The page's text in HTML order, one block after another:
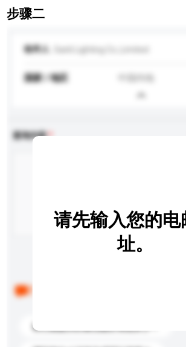
步骤二
收件人
国家 / 地区
查询内容
你们能提供的最优惠价格是多少？
请先输入您的电
址。